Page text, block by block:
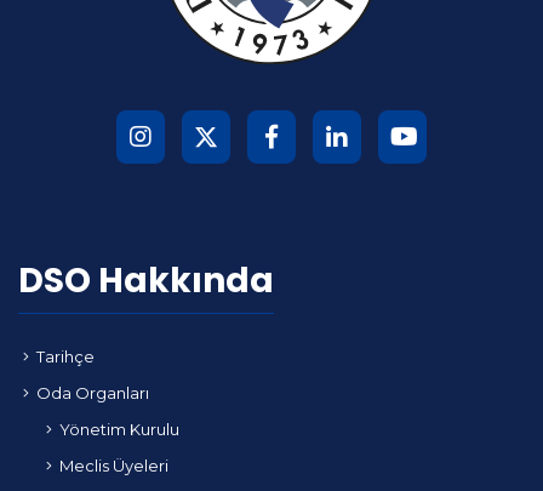
DSO Hakkında
Tarihçe
Oda Organları
Yönetim Kurulu
Meclis Üyeleri